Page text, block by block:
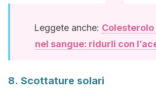
Leggete anche:
nel sangue: ridurli con
8. Scottature solari